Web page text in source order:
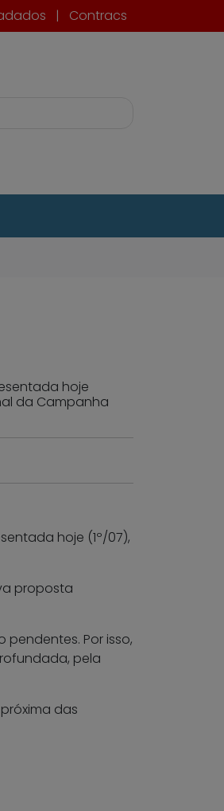
| Contracs
hoje
da Campanha
hoje (1º/07),
proposta
Por isso,
pela
das